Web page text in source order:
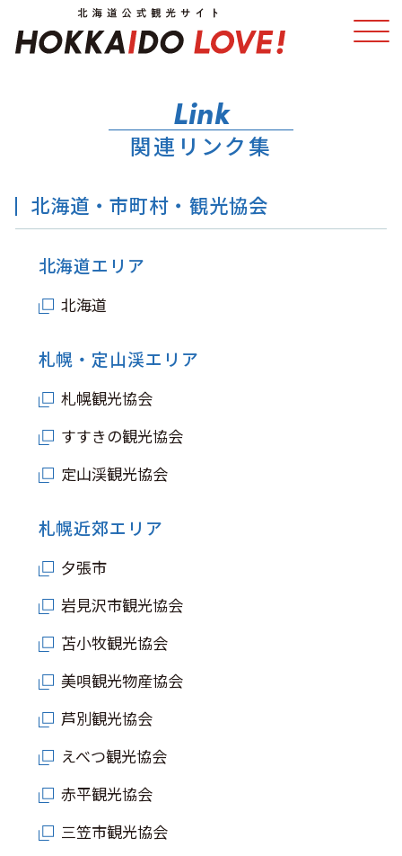
スポット・体験
モデルコース エリアガイド
グルメ
アクセス
キュンちゃんオンラインショップ
キュンちゃんの部屋
さっぽろ圏e旅ギフト
お気に入り
関連リンク集
北海道・市町村・観光協会
北海道エリア
北海道
札幌・定山渓エリア
札幌観光協会
すすきの観光協会
定山渓観光協会
札幌近郊エリア
夕張市
岩見沢市観光協会
苫小牧観光協会
美唄観光物産協会
芦別観光協会
えべつ観光協会
赤平観光協会
三笠市観光協会